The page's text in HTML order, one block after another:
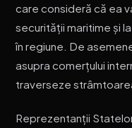
care consideră că ea
securității maritime și
în regiune. De
asupra comerțului
traverseze
Reprezentanții